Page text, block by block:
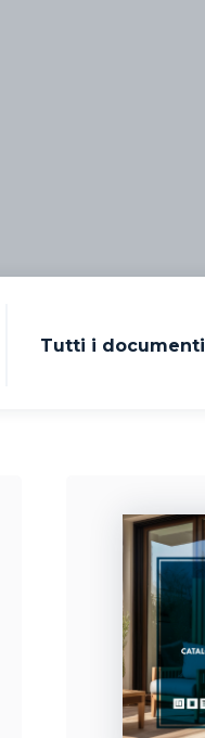
Tutti i documenti